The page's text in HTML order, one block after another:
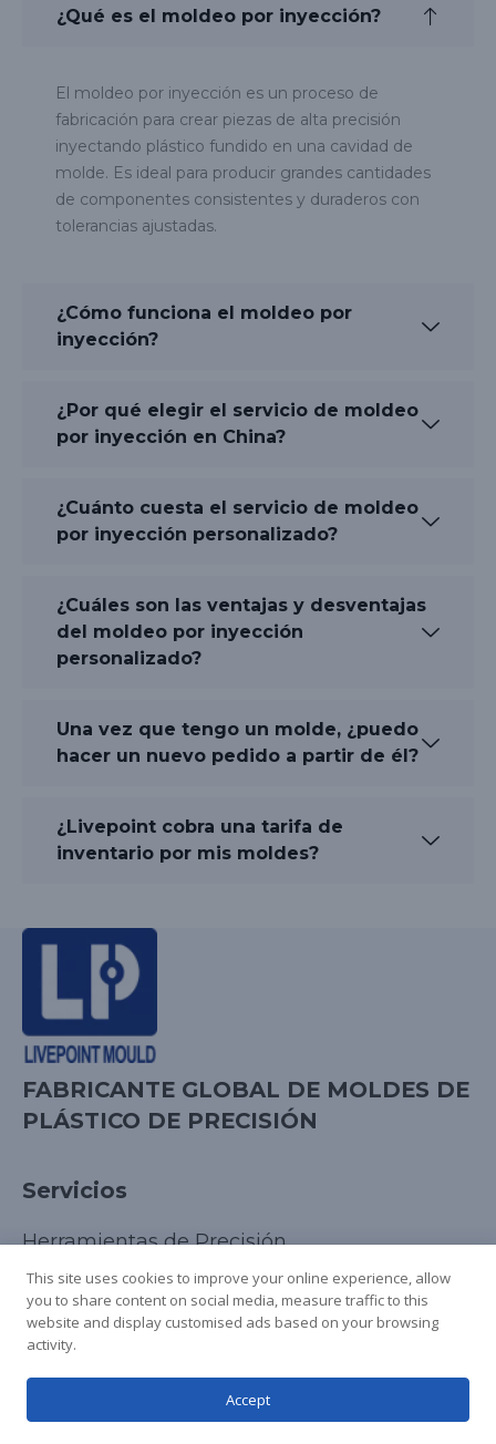
¿Qué es el moldeo por inyección?
El moldeo por inyección es un proceso de
fabricación para crear piezas de alta precisión
inyectando plástico fundido en una cavidad de
molde. Es ideal para producir grandes cantidades
de componentes consistentes y duraderos con
tolerancias ajustadas.
¿Cómo funciona el moldeo por
inyección?
¿Por qué elegir el servicio de moldeo
por inyección en China?
¿Cuánto cuesta el servicio de moldeo
por inyección personalizado?
¿Cuáles son las ventajas y desventajas
del moldeo por inyección
personalizado?
Una vez que tengo un molde, ¿puedo
hacer un nuevo pedido a partir de él?
¿Livepoint cobra una tarifa de
inventario por mis moldes?
FABRICANTE GLOBAL DE MOLDES DE
PLÁSTICO DE PRECISIÓN
Servicios
Herramientas de Precisión
Moldeo por Inyección
Maquinado CNC
Prototipado Rápido
Industria
English
German
Korean
This site uses cookies to improve your online experience, allow
you to share content on social media, measure traffic to this
website and display customised ads based on your browsing
activity.
Accept